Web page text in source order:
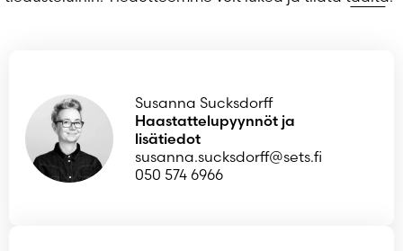
Susanna Sucksdorff
Haastattelupyynnöt ja
lisätiedot
susanna.sucksdorff@sets.fi
050 574 6966